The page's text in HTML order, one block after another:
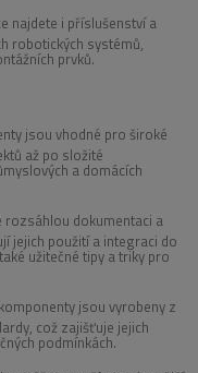
najdete i příslušenství a
robotických systémů,
prvků.
jsou vhodné pro široké
až po složité
a domácích
rozsáhlou dokumentaci a
jejich použití a integraci do
užitečné tipy a triky pro
jsou vyrobeny z
což zajišťuje jejich
podmínkách.